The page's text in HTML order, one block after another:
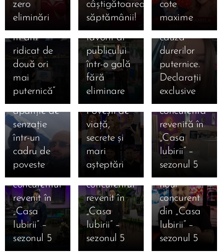
zero
eliminări
câștigătoarea
săptămânii!
cote
maxime
dată când
am căzut,
m-am
ridicat de
două ori
mai
puternică”
2026:
Valentin,
favorit al
publicului
într-o gală
fără
eliminare
ajuns la
spital din
cauza
durerilor
puternice.
Declarații
exclusive
21.01.2026
Kira și
Moldo,
apariție de
senzație
într-un
cadru de
poveste
sezonul 5:
Cine sunt
cei 14
concurenți
care au
intrat luni,
12 ianuarie
2026.
Povești de
viață,
secrete și
mari
așteptări
12.01.2026
Cine este
Lucia,
concurenta
revenită în
„Casa
Iubirii” –
sezonul 5
12.01.2026
Cine este
Danciu
Marius,
concurentul
revenit în
„Casa
Iubirii” –
sezonul 5
12.01.2026
Cine este
Robert
Gabriel
Mihai,
concurentul
revenit în
„Casa
Iubirii” –
sezonul 5
12.01.2026
Cine este
Ștefan
Armencea,
noul
concurent
din „Casa
Iubirii” –
sezonul 5
12.01.2026
Cine este
Valentin
12.01.2026
Cine este
Alexandru
Punga,
12.01.2026
Cine este
Iosif
Ciolan,